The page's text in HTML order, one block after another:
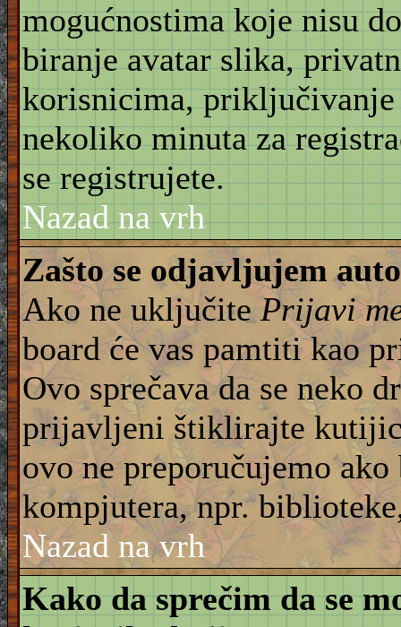
mogućnostima koje nisu
biranje avatar slika,
korisnicima, priključivanje
nekoliko minuta za
se registrujete.
Nazad na vrh
Zašto se odjavljujem
Ako ne uključitePrijavi
board će vas pamtiti kao
Ovo sprečava da se neko
prijavljeni štiklirajte
ovo ne preporučujemo
kompjutera, npr.
Nazad na vrh
Kako da sprečim da se